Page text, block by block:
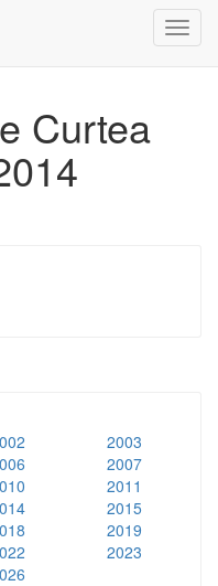
Curtea
2003
2007
2011
2015
2019
2023